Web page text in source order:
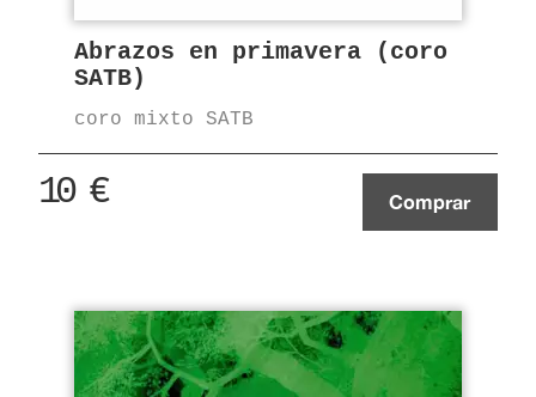
Abrazos en primavera (coro
SATB)
coro mixto SATB
10 € Comprar